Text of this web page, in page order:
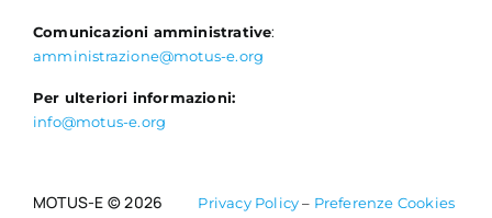
Comunicazioni amministrative:
amministrazione@motus-e.org
Per ulteriori informazioni:
info@motus-e.org
MOTUS-E © 2026 Privacy Policy– Preferenze Cookies